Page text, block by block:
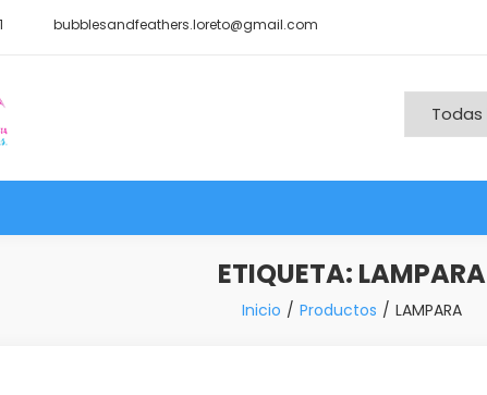
bubblesandfeathers.loreto@gmail.com
And More
ETIQUETA: LAMPARA
Inicio Productos LAMPARA